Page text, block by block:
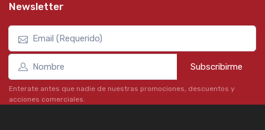
Newsletter
Subscribirme
Enterate antes que nadie de nuestras promociones, descuentos y
acciones comerciales.